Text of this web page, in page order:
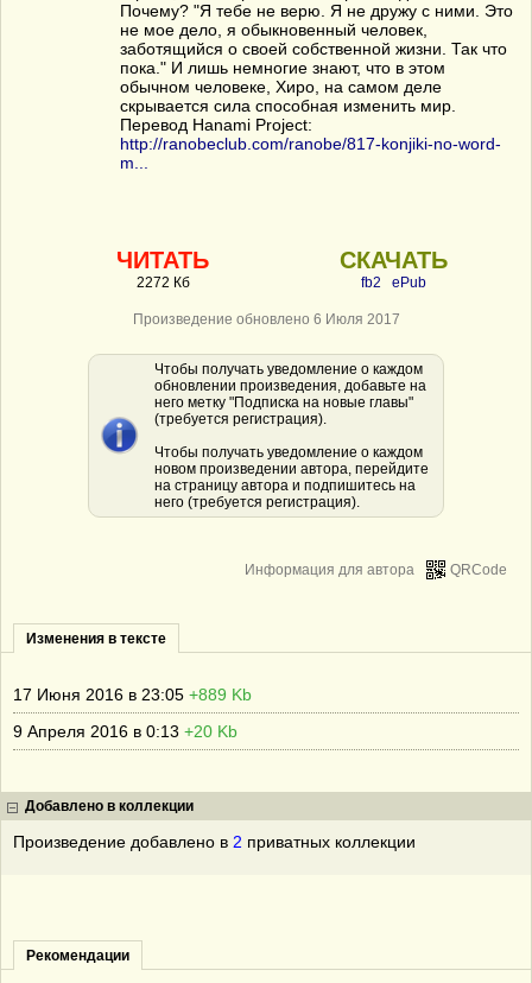
Почему? "Я тебе не верю. Я не дружу с ними. Это
не мое дело, я обыкновенный человек,
заботящийся о своей собственной жизни. Так что
пока." И лишь немногие знают, что в этом
обычном человеке, Хиро, на самом деле
скрывается сила способная изменить мир.
Перевод Hanami Project:
http://ranobeclub.com/ranobe/817-konjiki-no-word-
m...
ЧИТАТЬ
2272 Кб
СКАЧАТЬ
fb2 ePub
Произведение обновлено 6 Июля 2017
Чтобы получать уведомление о каждом
обновлении произведения, добавьте на
него метку "Подписка на новые главы"
(требуется регистрация).
Чтобы получать уведомление о каждом
новом произведении автора, перейдите
на страницу автора и подпишитесь на
него (требуется регистрация).
QRCode
Информация для автора
Изменения в тексте
17 Июня 2016 в 23:05 +889 Kb
9 Апреля 2016 в 0:13 +20 Kb
Добавлено в коллекции
Произведение добавлено в 2 приватных коллекции
Рекомендации